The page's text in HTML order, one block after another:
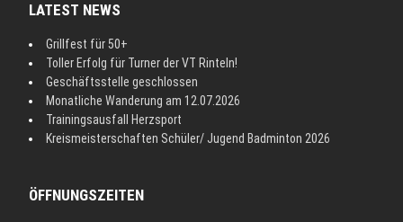
LATEST NEWS
Grillfest für 50+
Toller Erfolg für Turner der VT Rinteln!
Geschäftsstelle geschlossen
Monatliche Wanderung am 12.07.2026
Trainingsausfall Herzsport
Kreismeisterschaften Schüler/ Jugend Badminton 2026
ÖFFNUNGSZEITEN